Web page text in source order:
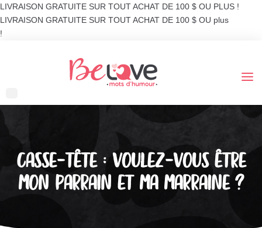
LIVRAISON GRATUITE SUR TOUT ACHAT DE 100 $ OU PLUS !
LIVRAISON GRATUITE SUR TOUT ACHAT DE 100 $ OU plus
!
CASSE-TÊTE : VOULEZ-VOUS ÊTRE
MON PARRAIN ET MA MARRAINE ?